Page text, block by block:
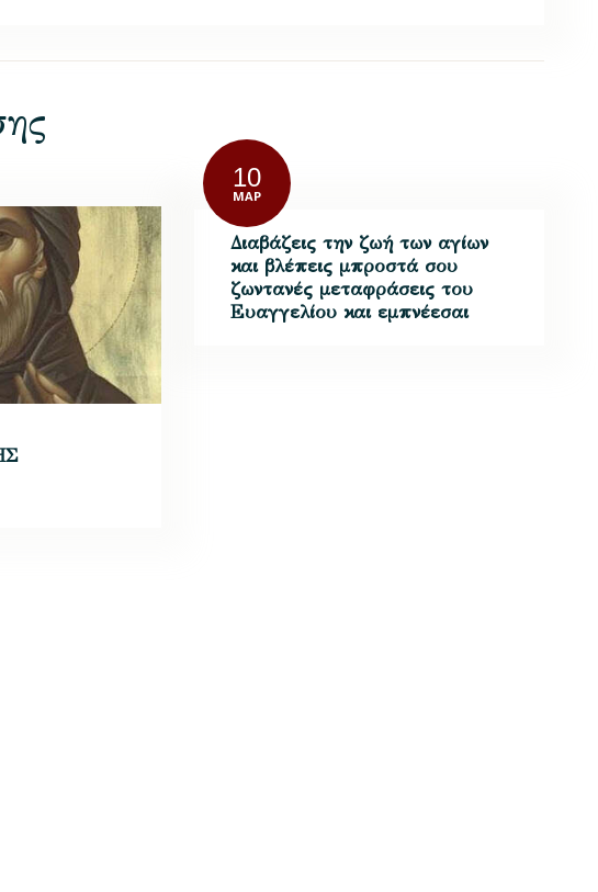
10
ΜΑΡ
Διαβάζεις την ζωή των αγίων
και βλέπεις μπροστά σου
ζωντανές μεταφράσεις του
Ευαγγελίου και εμπνέεσαι